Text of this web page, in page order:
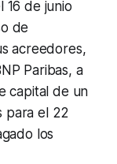
16 de junio
de
acreedores,
Paribas, a
capital de un
para el 22
los